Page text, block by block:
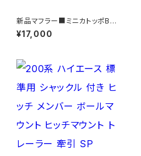
新品マフラー■ミニカトッポBJ
H42A H42V H47A H47V純
正同等/車検対応 065-75
¥17,000